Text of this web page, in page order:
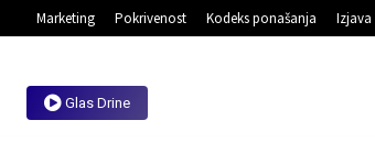
Marketing Pokrivenost Kodeks ponašanja
Glas Drine